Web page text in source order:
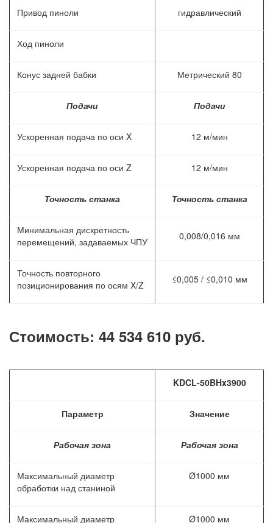
Привод пиноли гидравлический
Ход пиноли
Конус задней бабки Метрический 80
Подачи Подачи
Ускоренная подача по оси X 12 м/мин
Ускоренная подача по оси Z 12 м/мин
Точность станка Точность станка
Минимальная дискретность
перемещений, задаваемых ЧПУ
0,008/0,016 мм
Точность повторного
позиционирования по осям X/Z
≤0,005 / ≤0,010 мм
Стоимость: 44 534 610 руб.
KDCL-50BHx3900
Параметр Значение
Рабочая зона Рабочая зона
Максимальный диаметр
обработки над станиной
Ø1000 мм
Максимальный диаметр
Ø1000 мм